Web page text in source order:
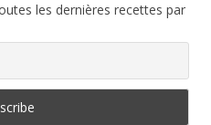
les dernières recettes par